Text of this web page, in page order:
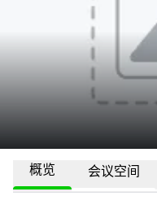
概览 会议空间